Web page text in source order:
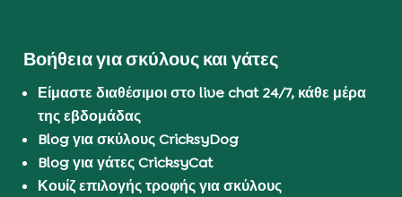
Βοήθεια για σκύλους και γάτες
Είμαστε διαθέσιμοι στο live chat 24/7, κάθε μέρα
της εβδομάδας
Blog για σκύλους CricksyDog
Blog για γάτες CricksyCat
Κουίζ επιλογής τροφής για σκύλους